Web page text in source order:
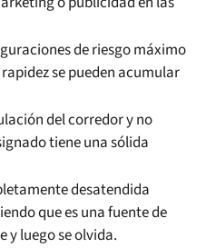
de riesgo máximo
se pueden acumular
del corredor y no
tiene una sólida
desatendida
que es una fuente de
y luego se olvida.